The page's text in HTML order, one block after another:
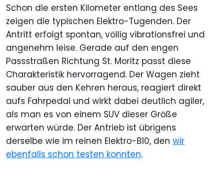
Schon die ersten Kilometer entlang des Sees
zeigen die typischen Elektro-Tugenden. Der
Antritt erfolgt spontan, völlig vibrationsfrei und
angenehm leise. Gerade auf den engen
Passstraßen Richtung St. Moritz passt diese
Charakteristik hervorragend. Der Wagen zieht
sauber aus den Kehren heraus, reagiert direkt
aufs Fahrpedal und wirkt dabei deutlich agiler,
als man es von einem SUV dieser Größe
erwarten würde. Der Antrieb ist übrigens
derselbe wie im reinen Elektro-B10, den wir
ebenfalls schon testen konnten.